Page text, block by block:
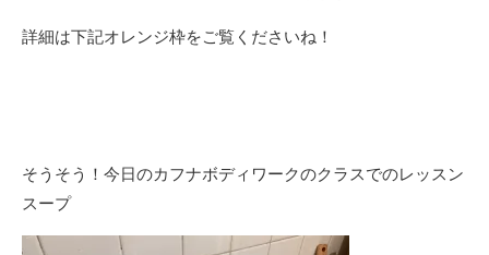
詳細は下記オレンジ枠をご覧くださいね！
そうそう！今日のカフナボディワークのクラスでのレッスン
スープ